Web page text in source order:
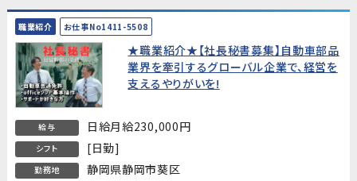
職業紹介 お仕事No1411-5508
★職業紹介★【社長秘書募集】自動車部品
業界を牽引するグローバル企業で、経営を
支えるやりがいを!
給与 日給月給230,000円
シフト [日勤]
勤務地 静岡県静岡市葵区